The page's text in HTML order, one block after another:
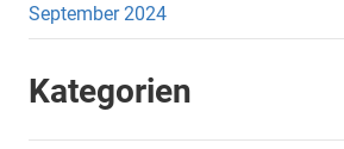
September 2024
Kategorien